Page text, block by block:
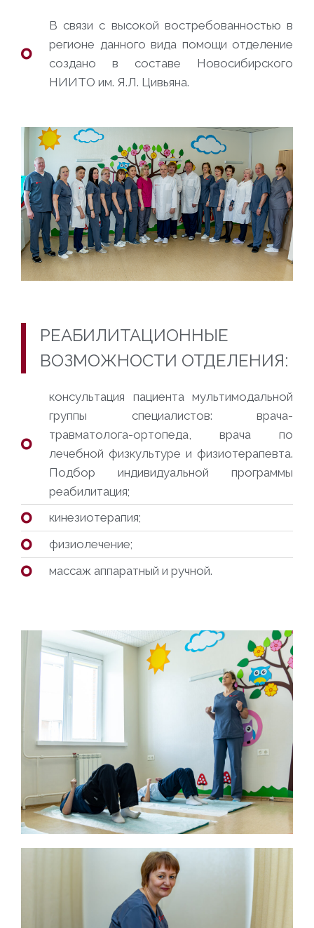
В связи с высокой востребованностью в
регионе данного вида помощи отделение
создано в составе Новосибирского
НИИТО им. Я.Л. Цивьяна.
РЕАБИЛИТАЦИОННЫЕ
ВОЗМОЖНОСТИ ОТДЕЛЕНИЯ:
консультация пациента мультимодальной
группы специалистов: врача-
травматолога-ортопеда, врача по
лечебной физкультуре и физиотерапевта.
Подбор индивидуальной программы
реабилитация;
кинезиотерапия;
физиолечение;
массаж аппаратный и ручной.